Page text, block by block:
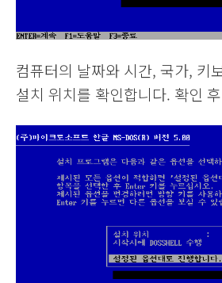
컴퓨터의 날짜와 시간, 국가, 키
설치 위치를 확인합니다. 확인